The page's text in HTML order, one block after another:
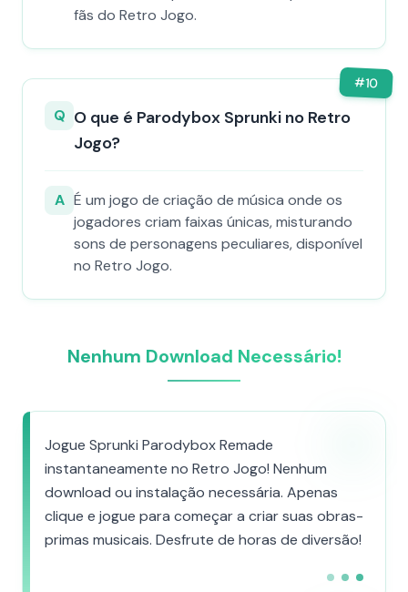
fãs do Retro Jogo.
#10
Q O que é Parodybox Sprunki no Retro
Jogo?
A É um jogo de criação de música onde os
jogadores criam faixas únicas, misturando
sons de personagens peculiares, disponível
no Retro Jogo.
Nenhum Download Necessário!
Jogue Sprunki Parodybox Remade
instantaneamente no Retro Jogo! Nenhum
download ou instalação necessária. Apenas
clique e jogue para começar a criar suas obras-
primas musicais. Desfrute de horas de diversão!